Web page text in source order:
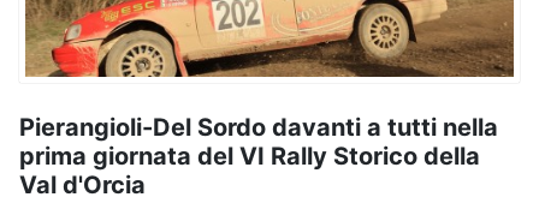
Pierangioli-Del Sordo davanti a tutti nella
prima giornata del VI Rally Storico della
Val d'Orcia